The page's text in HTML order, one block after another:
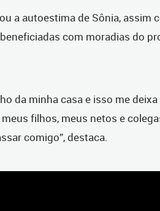
a autoestima de Sônia, assim
com moradias do
da minha casa e isso me
filhos, meus netos e
comigo”, destaca.